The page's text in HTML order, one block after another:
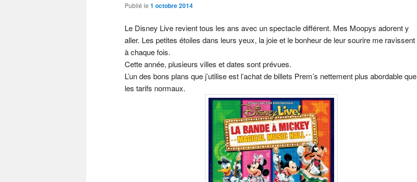
Publié le 1 octobre 2014
Le Disney Live revient tous les ans avec un spectacle différent. Mes Moopys adorent y
aller. Les petites étoiles dans leurs yeux, la joie et le bonheur de leur sourire me ravissent
à chaque fois.
Cette année, plusieurs villes et dates sont prévues.
L’un des bons plans que j’utilise est l’achat de billets Prem’s nettement plus abordable que
les tarifs normaux.